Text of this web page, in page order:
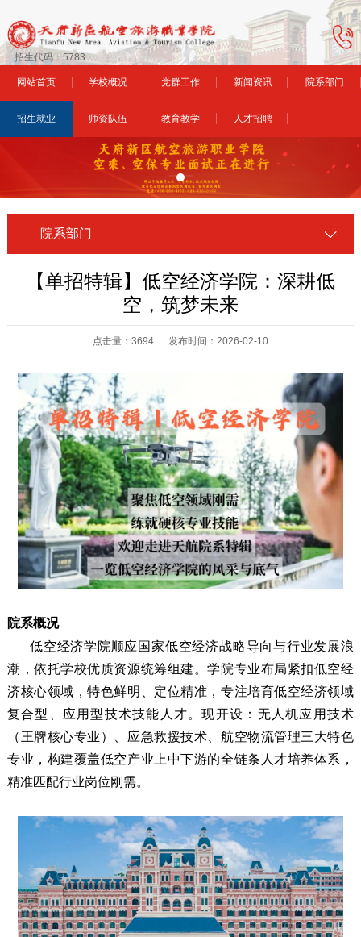
招生代码：5783
网站首页 学校概况 党群工作 新闻资讯 院系部门
招生就业 师资队伍 教育教学 人才招聘
院系部门
【单招特辑】低空经济学院：深耕低
空，筑梦未来
点击量：3694 发布时间：2026-02-10
院系概况
低空经济学院顺应国家低空经济战略导向与行业发展浪
潮，依托学校优质资源统筹组建。学院专业布局紧扣低空经
济核心领域，特色鲜明、定位精准，专注培育低空经济领域
复合型、应用型技术技能人才。现开设：无人机应用技术
（王牌核心专业）、应急救援技术、航空物流管理三大特色
专业，构建覆盖低空产业上中下游的全链条人才培养体系，
精准匹配行业岗位刚需。